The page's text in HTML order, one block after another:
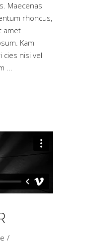
Maecenas
rhoncus,
amet
Kam
cies nisi vel